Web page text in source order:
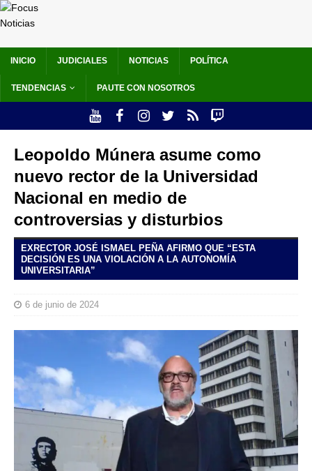
INICIO JUDICIALES NOTICIAS POLÍTICA
TENDENCIAS PAUTE CON NOSOTROS
Leopoldo Múnera asume como
nuevo rector de la Universidad
Nacional en medio de
controversias y disturbios
EXRECTOR JOSÉ ISMAEL PEÑA AFIRMO QUE “ESTA
DECISIÓN ES UNA VIOLACIÓN A LA AUTONOMÍA
UNIVERSITARIA”
6 de junio de 2024